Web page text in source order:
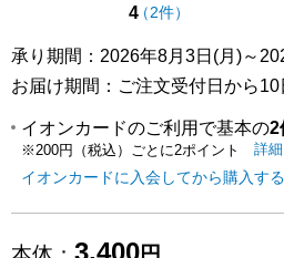
4点（5点満点中）
（2件の評価
）
承り期間：2026年8月3日(月)～
お届け期間：ご注文受付日から
イオンカードのご利用で基本の2
※200円（税込）ごとに2ポイント
イ
詳細
イオンカードに入会してから購入する
3,400